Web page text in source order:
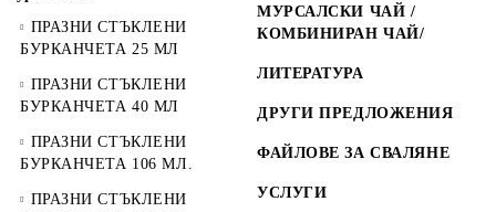
ПРАЗНИ СТЪКЛЕНИ
БУРКАНЧЕТА 25 МЛ
ПРАЗНИ СТЪКЛЕНИ
БУРКАНЧЕТА 40 МЛ
ПРАЗНИ СТЪКЛЕНИ
БУРКАНЧЕТА 106 МЛ.
ПРАЗНИ СТЪКЛЕНИ
МУРСАЛСКИ ЧАЙ /
КОМБИНИРАН ЧАЙ/
ЛИТЕРАТУРА
ДРУГИ ПРЕДЛОЖЕНИЯ
ФАЙЛОВЕ ЗА СВАЛЯНЕ
УСЛУГИ